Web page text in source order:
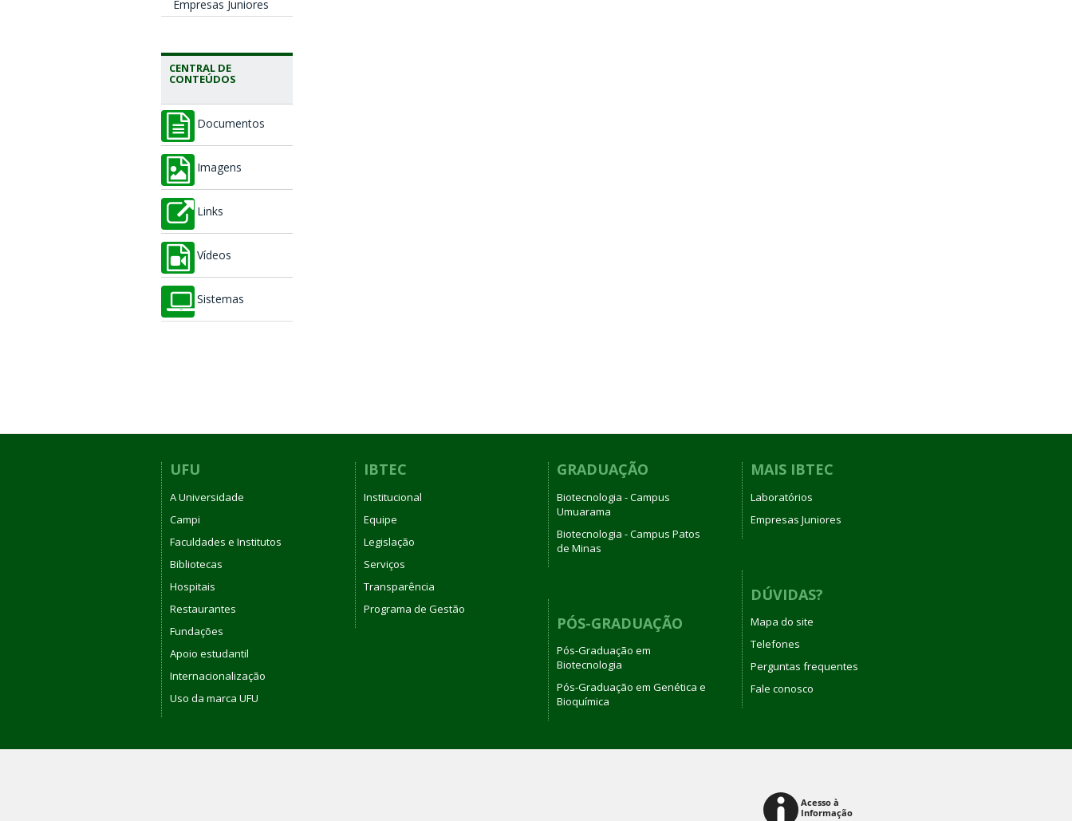
Empresas Juniores
CENTRAL DE
CONTEÚDOS
Documentos
Imagens
Links
Vídeos
Sistemas
UFU
A Universidade
Campi
Faculdades e Institutos
Bibliotecas
Hospitais
Restaurantes
Fundações
Apoio estudantil
Internacionalização
Uso da marca UFU
IBTEC
Institucional
Equipe
Legislação
Serviços
Transparência
Programa de Gestão
GRADUAÇÃO
Biotecnologia - Campus
Umuarama
Biotecnologia - Campus Patos
de Minas
PÓS-GRADUAÇÃO
Pós-Graduação em
Biotecnologia
Pós-Graduação em Genética e
Bioquímica
MAIS IBTEC
Laboratórios
Empresas Juniores
DÚVIDAS?
Mapa do site
Telefones
Perguntas frequentes
Fale conosco